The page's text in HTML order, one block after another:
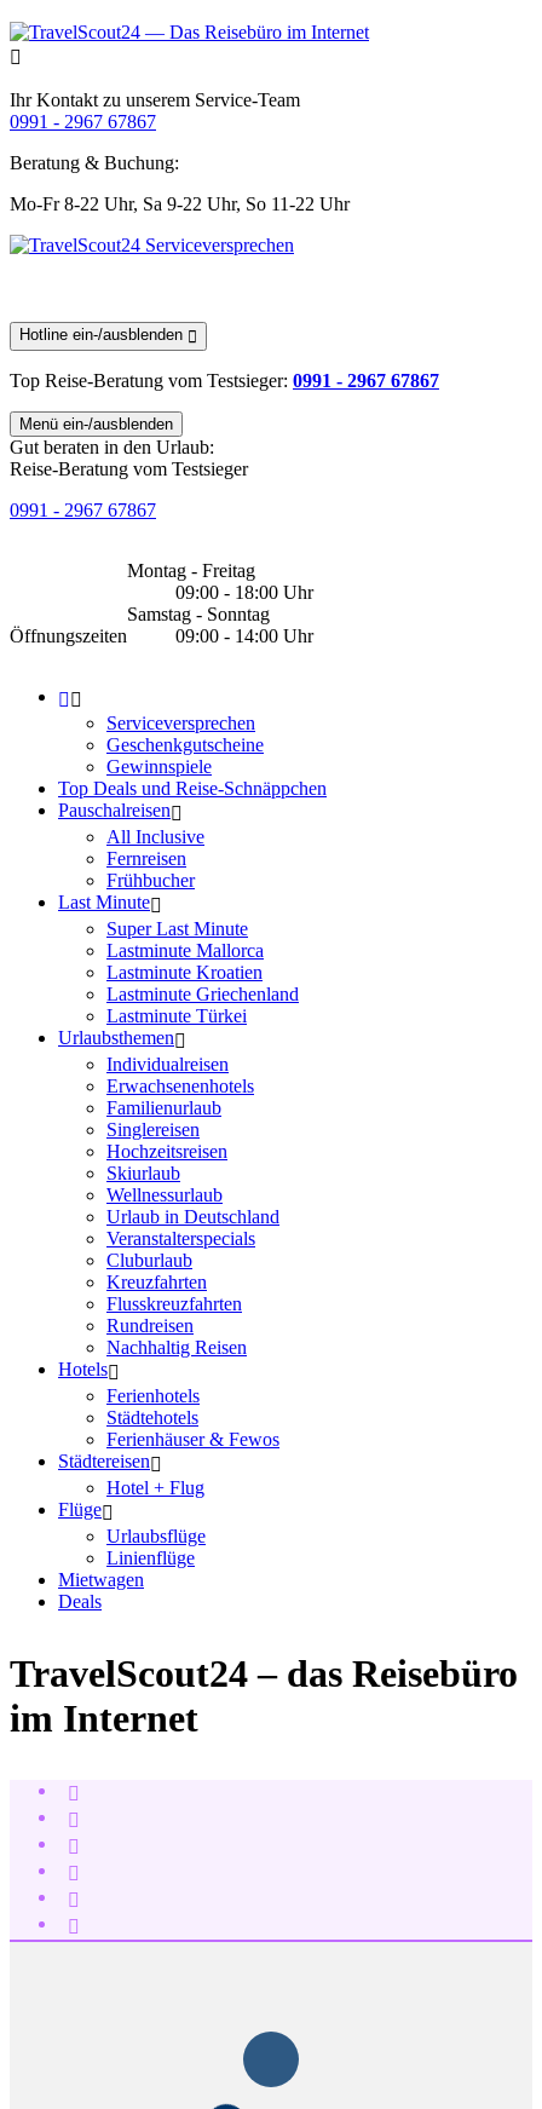
Ihr Kontakt zu unserem Service-Team
0991 - 2967 67867
Beratung & Buchung:
Mo-Fr 8-22 Uhr, Sa 9-22 Uhr, So 11-22 Uhr
Hotline ein-/ausblenden
Top Reise-Beratung vom Testsieger: 0991 - 2967 67867
Menü ein-/ausblenden
Gut beraten in den Urlaub:
Reise-Beratung vom Testsieger
0991 - 2967 67867
Öffnungszeiten
Montag - Freitag
09:00 - 18:00 Uhr
Samstag - Sonntag
09:00 - 14:00 Uhr
Serviceversprechen
Geschenkgutscheine
Gewinnspiele
Top Deals und Reise-Schnäppchen
Pauschalreisen
All Inclusive
Fernreisen
Frühbucher
Last Minute
Super Last Minute
Lastminute Mallorca
Lastminute Kroatien
Lastminute Griechenland
Lastminute Türkei
Urlaubsthemen
Individualreisen
Erwachsenenhotels
Familienurlaub
Singlereisen
Hochzeitsreisen
Skiurlaub
Wellnessurlaub
Urlaub in Deutschland
Veranstalterspecials
Cluburlaub
Kreuzfahrten
Flusskreuzfahrten
Rundreisen
Nachhaltig Reisen
Hotels
Ferienhotels
Städtehotels
Ferienhäuser & Fewos
Städtereisen
Hotel + Flug
Flüge
Urlaubsflüge
Linienflüge
Mietwagen
Deals
TravelScout24 – das Reisebüro
im Internet